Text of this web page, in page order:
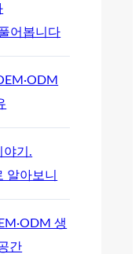
어봅니다
야기.
알아보니
생
간